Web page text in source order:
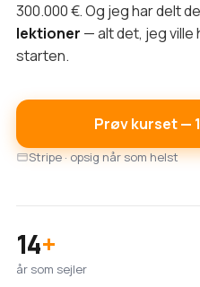
300.000 €. Og jeg har delt
lektioner — alt det, jeg ville
starten.
Prøv kurset —
Stripe · opsig når som helst
14+
år som sejler